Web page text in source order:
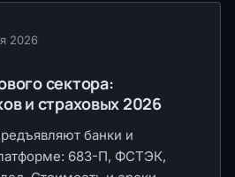
2026
сектора:
и страховых 2026
банки и
683-П, ФСТЭК,